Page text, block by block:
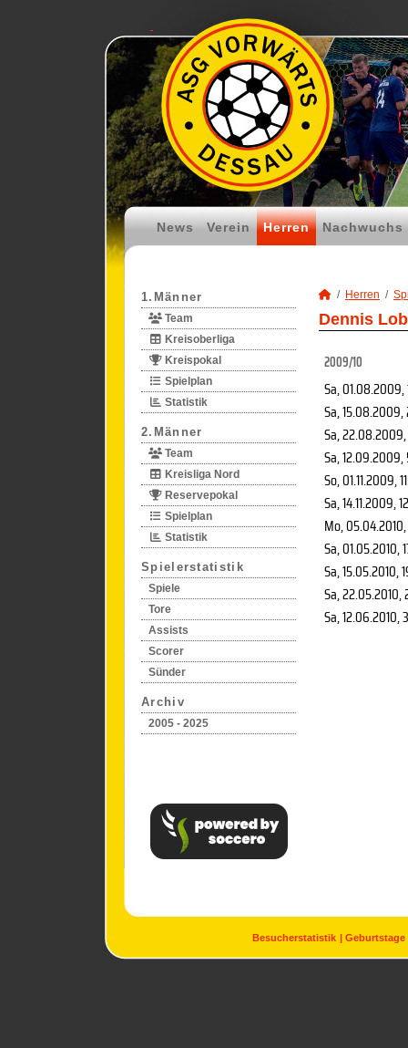
News Verein Herren Nachwuchs
1.Männer
Team
Kreisoberliga
Kreispokal
Spielplan
Statistik
2.Männer
Team
Kreisliga Nord
Reservepokal
Spielplan
Statistik
Spielerstatistik
Spiele
Tore
Assists
Scorer
Sünder
Archiv
2005 - 2025
Herren
Dennis
2009/10
Sa, 01.08.2009,
Sa, 15.08.2009,
Sa, 22.08.2009
Sa, 12.09.2009,
So, 01.11.2009,
Sa, 14.11.2009,
Mo, 05.04.2010,
Sa, 01.05.2010,
Sa, 15.05.2010,
Sa, 22.05.2010,
Sa, 12.06.2010,
Besucherstatistik Geburtstage